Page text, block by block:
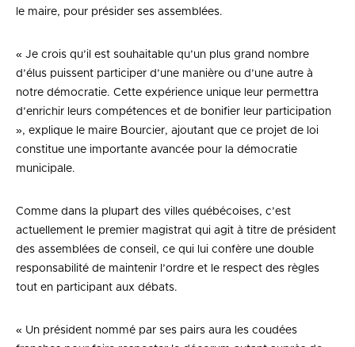
le maire, pour présider ses assemblées.
« Je crois qu’il est souhaitable qu’un plus grand nombre
d’élus puissent participer d’une manière ou d’une autre à
notre démocratie. Cette expérience unique leur permettra
d’enrichir leurs compétences et de bonifier leur participation
», explique le maire Bourcier, ajoutant que ce projet de loi
constitue une importante avancée pour la démocratie
municipale.
Comme dans la plupart des villes québécoises, c’est
actuellement le premier magistrat qui agit à titre de président
des assemblées de conseil, ce qui lui confère une double
responsabilité de maintenir l’ordre et le respect des règles
tout en participant aux débats.
« Un président nommé par ses pairs aura les coudées